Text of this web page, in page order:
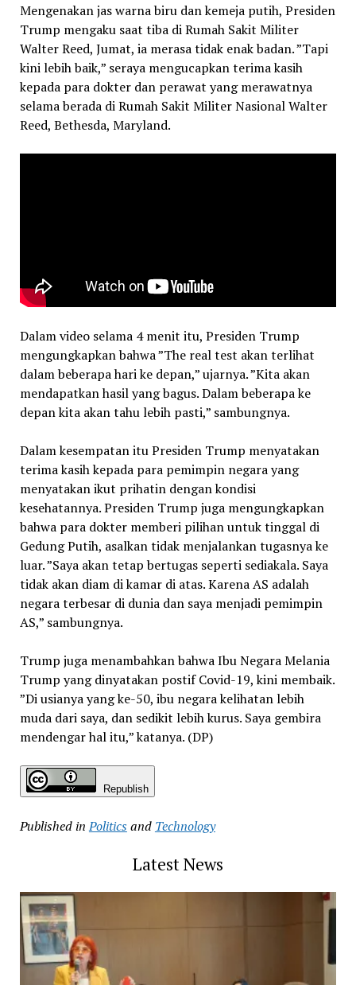
Mengenakan jas warna biru dan kemeja putih, Presiden
Trump mengaku saat tiba di Rumah Sakit Militer
Walter Reed, Jumat, ia merasa tidak enak badan. ”Tapi
kini lebih baik,” seraya mengucapkan terima kasih
kepada para dokter dan perawat yang merawatnya
selama berada di Rumah Sakit Militer Nasional Walter
Reed, Bethesda, Maryland.
Dalam video selama 4 menit itu, Presiden Trump
mengungkapkan bahwa ”The real test akan terlihat
dalam beberapa hari ke depan,” ujarnya. ”Kita akan
mendapatkan hasil yang bagus. Dalam beberapa ke
depan kita akan tahu lebih pasti,” sambungnya.
Dalam kesempatan itu Presiden Trump menyatakan
terima kasih kepada para pemimpin negara yang
menyatakan ikut prihatin dengan kondisi
kesehatannya. Presiden Trump juga mengungkapkan
bahwa para dokter memberi pilihan untuk tinggal di
Gedung Putih, asalkan tidak menjalankan tugasnya ke
luar. ”Saya akan tetap bertugas seperti sediakala. Saya
tidak akan diam di kamar di atas. Karena AS adalah
negara terbesar di dunia dan saya menjadi pemimpin
AS,” sambungnya.
Trump juga menambahkan bahwa Ibu Negara Melania
Trump yang dinyatakan postif Covid-19, kini membaik.
”Di usianya yang ke-50, ibu negara kelihatan lebih
muda dari saya, dan sedikit lebih kurus. Saya gembira
mendengar hal itu,” katanya. (DP)
Republish
Published in Politicsand Technology
Latest News